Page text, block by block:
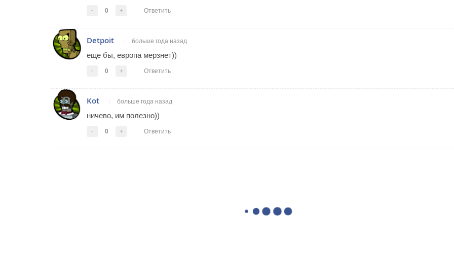
- 0 + Ответить
Detpoit больше года назад
еще бы, европа мерзнет))
- 0 + Ответить
Kot больше года назад
ничево, им полезно))
- 0 + Ответить